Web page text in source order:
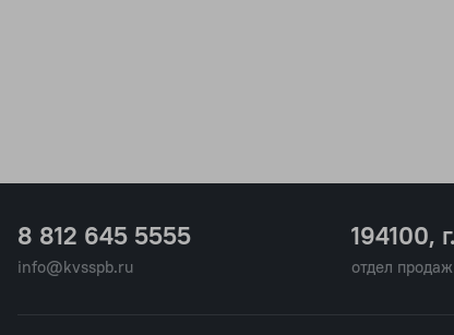
8 812 645 5555
info@kvsspb.ru
194100,
отдел продаж